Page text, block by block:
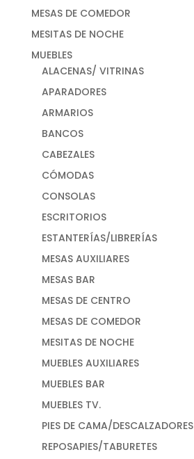
MESAS DE COMEDOR
MESITAS DE NOCHE
MUEBLES
ALACENAS/ VITRINAS
APARADORES
ARMARIOS
BANCOS
CABEZALES
CÓMODAS
CONSOLAS
ESCRITORIOS
ESTANTERÍAS/LIBRERÍAS
MESAS AUXILIARES
MESAS BAR
MESAS DE CENTRO
MESAS DE COMEDOR
MESITAS DE NOCHE
MUEBLES AUXILIARES
MUEBLES BAR
MUEBLES TV.
PIES DE CAMA/DESCALZADORES
REPOSAPIES/TABURETES